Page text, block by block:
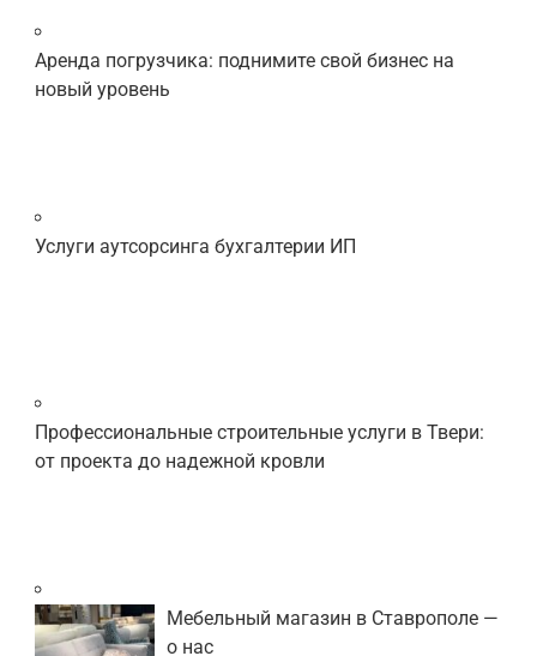
Аренда погрузчика: поднимите свой бизнес на
новый уровень
Услуги аутсорсинга бухгалтерии ИП
Профессиональные строительные услуги в Твери:
от проекта до надежной кровли
Мебельный магазин в Ставрополе —
о нас